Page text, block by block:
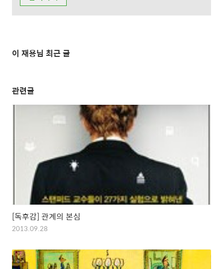
이 재용님 최근 글
관련글
[독후감] 관계의 본심
2013.09.28